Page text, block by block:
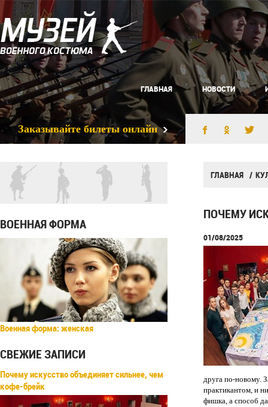
ГЛАВНАЯ НОВОСТИ
Заказывайте билеты онлайн
ВОЕННАЯ ФОРМА
Военная форма: женская
СВЕЖИЕ ЗАПИСИ
Почему искусство объединяет сильнее, чем
кофе-брейк
ГЛАВНАЯ
ПОЧЕМУ
01/08/2025
друга по-новому.
практикантом, и
фишка, а способ